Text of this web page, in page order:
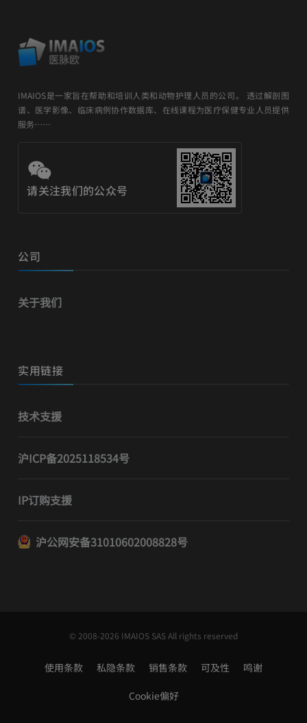
IMAIOS是一家旨在帮助和培训人类和动物护理人员的公司。 透过解剖图
谱、医学影像、临床病例协作数据库、在线课程为医疗保健专业人员提供
服务……
请关注我们的公众号
公司
关于我们
实用链接
技术支援
沪ICP备2025118534号
IP订购支援
沪公网安备31010602008828号
© 2008-2026 IMAIOS SAS All rights reserved
使用条款 私隐条款 销售条款 可及性 鸣谢
Cookie偏好